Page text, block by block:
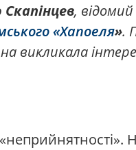
,
«Хапоеля».
викликала